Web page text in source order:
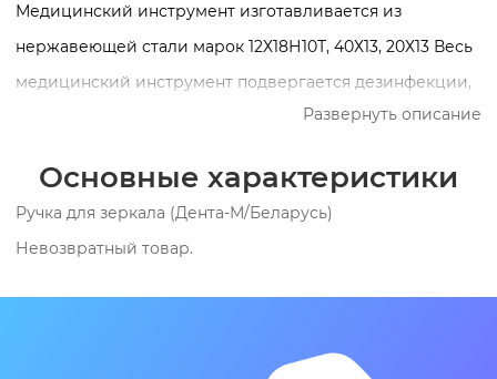
Медицинский инструмент изготавливается из
нержавеющей стали марок 12Х18Н10Т, 40Х13, 20Х13 Весь
медицинский инструмент подвергается дезинфекции,
предстерилизационной очистке и стерилизации.
Развернуть описание
Основные характеристики
Ручка для зеркала (Дента-М/Беларусь)
Невозвратный товар.